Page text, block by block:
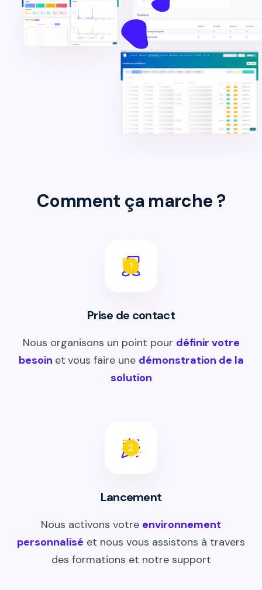
Comment ça marche ?
1
Prise de contact
Nous organisons un point pour définir votre
besoin et vous faire une démonstration de la
solution
2
Lancement
Nous activons votre environnement
personnalisé et nous vous assistons à travers
des formations et notre support